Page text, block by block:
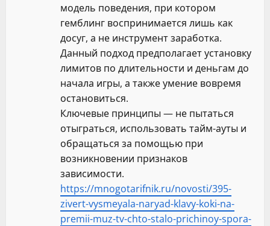
модель поведения, при котором
гемблинг воспринимается лишь как
досуг, а не инструмент заработка.
Данный подход предполагает установку
лимитов по длительности и деньгам до
начала игры, а также умение вовремя
остановиться.
Ключевые принципы — не пытаться
отыграться, использовать тайм-ауты и
обращаться за помощью при
возникновении признаков
зависимости.
https://mnogotarifnik.ru/novosti/395-
zivert-vysmeyala-naryad-klavy-koki-na-
premii-muz-tv-chto-stalo-prichinoy-spora-